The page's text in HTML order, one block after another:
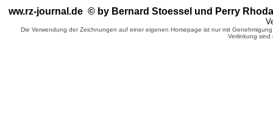
ww.rz-journal.de © by Bernard Stoessel und Perry
Die Verwendung der Zeichnungen auf einer eigenen Homepage ist nur mit
Verlinkung sind